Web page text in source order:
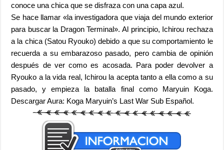
conoce una chica que se disfraza con una capa azul.
Se hace llamar «la investigadora que viaja del mundo exterior
para buscar la Dragon Terminal». Al principio, Ichirou rechaza
a la chica (Satou Ryouko) debido a que su comportamiento le
recuerda a su embarazoso pasado, pero cambia de opinión
después de ver como es acosada. Para poder devolver a
Ryouko a la vida real, Ichirou la acepta tanto a ella como a su
pasado, y empieza la batalla final como Maryuin Koga.
Descargar Aura: Koga Maryuin’s Last War Sub Español.